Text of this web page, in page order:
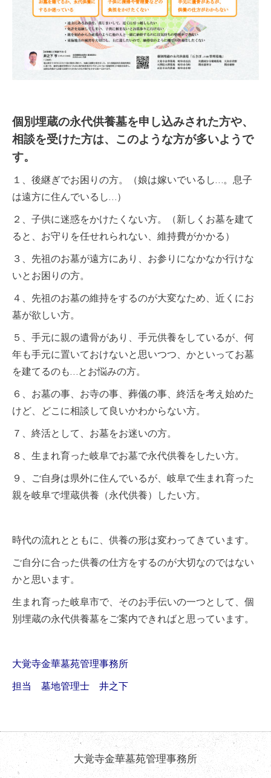
個別埋蔵の永代供養墓を申し込みされた方や、
相談を受けた方は、このような方が多いようで
す。
１、後継ぎでお困りの方。（娘は嫁いでいるし…。息子
は遠方に住んでいるし…）
２、子供に迷惑をかけたくない方。（新しくお墓を建て
ると、お守りを任せれられない、維持費がかかる）
３、先祖のお墓が遠方にあり、お参りになかなか行けな
いとお困りの方。
４、先祖のお墓の維持をするのが大変なため、近くにお
墓が欲しい方。
５、手元に親の遺骨があり、手元供養をしているが、何
年も手元に置いておけないと思いつつ、かといってお墓
を建てるのも…とお悩みの方。
６、お墓の事、お寺の事、葬儀の事、終活を考え始めた
けど、どこに相談して良いかわからない方。
７、終活として、お墓をお迷いの方。
８、生まれ育った岐阜でお墓で永代供養をしたい方。
９、ご自身は県外に住んでいるが、岐阜で生まれ育った
親を岐阜で埋蔵供養（永代供養）したい方。
時代の流れとともに、供養の形は変わってきています。
ご自分に合った供養の仕方をするのが大切なのではない
かと思います。
生まれ育った岐阜市で、そのお手伝いの一つとして、個
別埋蔵の永代供養墓をご案内できればと思っています。
大覚寺金華墓苑管理事務所
担当 墓地管理士 井之下
大覚寺金華墓苑管理事務所